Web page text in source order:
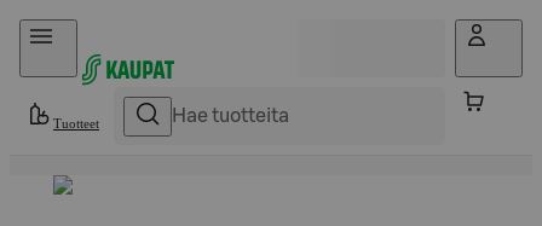
Hyppää sisältöön
Tuotteet